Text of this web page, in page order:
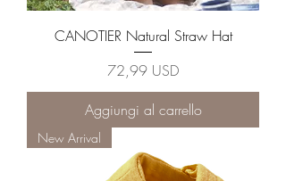
CANOTIER Natural Straw Hat
Prezzo
72,99 USD
Aggiungi al carrello
New Arrival